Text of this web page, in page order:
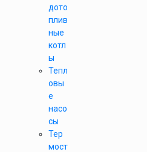
дото
плив
ные
котл
ы
Тепл
овы
е
насо
сы
Тер
мост